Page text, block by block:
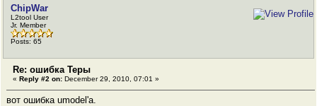
ChipWar
L2tool User
Jr. Member
Posts: 65
Re: ошибка Теры
« Reply #2 on: December 29, 2010, 07:01 »
вот ошибка umodel'a.